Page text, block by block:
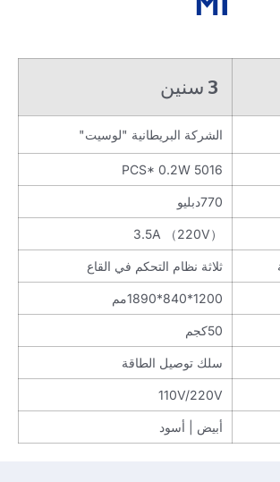
3 سنين
الشركة البريطانية "لوسيت"
5016 PCS* 0.2W
770دبليو
3.5A （220V）
ثلاثة نظام التحكم في القاع
1200*840*1890مم
50كجم
سلك توصيل الطاقة
110V/220V
أبيض | أسود